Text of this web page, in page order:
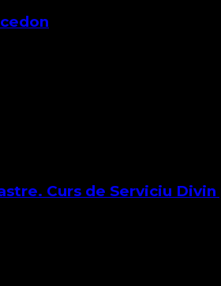
Curs de Serviciu